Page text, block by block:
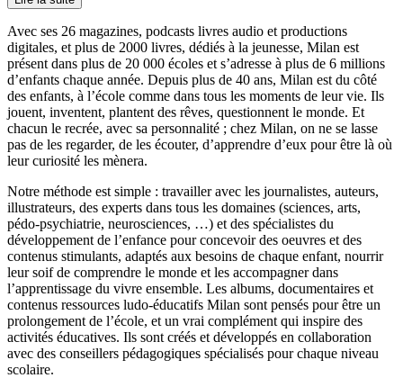
Avec ses 26 magazines, podcasts livres audio et productions
digitales, et plus de 2000 livres, dédiés à la jeunesse, Milan est
présent dans plus de 20 000 écoles et s’adresse à plus de 6 millions
d’enfants chaque année. Depuis plus de 40 ans, Milan est du côté
des enfants, à l’école comme dans tous les moments de leur vie. Ils
jouent, inventent, plantent des rêves, questionnent le monde. Et
chacun le recrée, avec sa personnalité ; chez Milan, on ne se lasse
pas de les regarder, de les écouter, d’apprendre d’eux pour être là où
leur curiosité les mènera.
Notre méthode est simple : travailler avec les journalistes, auteurs,
illustrateurs, des experts dans tous les domaines (sciences, arts,
pédo-psychiatrie, neurosciences, …) et des spécialistes du
développement de l’enfance pour concevoir des oeuvres et des
contenus stimulants, adaptés aux besoins de chaque enfant, nourrir
leur soif de comprendre le monde et les accompagner dans
l’apprentissage du vivre ensemble. Les albums, documentaires et
contenus ressources ludo-éducatifs Milan sont pensés pour être un
prolongement de l’école, et un vrai complément qui inspire des
activités éducatives. Ils sont créés et développés en collaboration
avec des conseillers pédagogiques spécialisés pour chaque niveau
scolaire.